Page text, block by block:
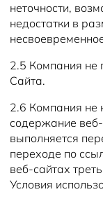
неточности,
недостатки в
2.5 Компания не
Сайта.
2.6 Компания не
содержание
выполняется
переходе по
веб-сайтах
Условия